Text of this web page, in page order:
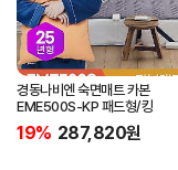
경동나비엔 숙면매트 카본
EME500S-KP 패드형/킹
19% 287,820원